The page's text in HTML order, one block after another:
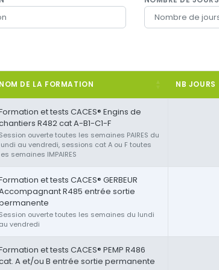
DE LA FORMATION NB JOURS
et tests CACES® Engins de
R482 cat A-B1-C1-F
ouverte toutes les semaines PAIRES du
au vendredi, sessions cat A ou F toutes
semaines IMPAIRES
et tests CACES® GERBEUR
R485 entrée sortie
ouverte toutes les semaines du lundi
vendredi
et tests CACES® PEMP R486
A et/ou B entrée sortie permanente